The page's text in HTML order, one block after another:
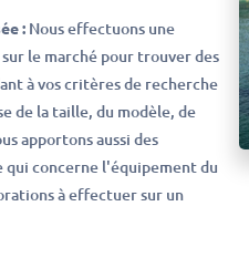
: Nous effectuons une
le marché pour trouver des
à vos critères de recherche
de la taille, du modèle, de
apportons aussi des
qui concerne l'équipement du
à effectuer sur un